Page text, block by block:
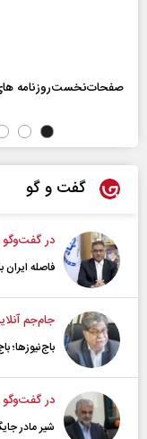
صفحات‌نخست‌روزنامه ها‌ی دوشنبه
گفت و گو
در گفت‌و‌گو
فاصله
جام‌جم
باج‌نیوزها؛
در
شیر مادر